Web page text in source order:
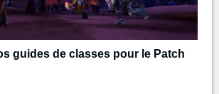
guides de classes pour le Patch